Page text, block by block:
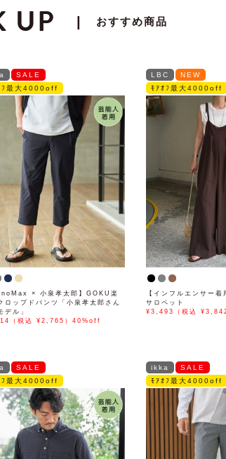
UP おすすめ商品
SALE
ﾌ最大4000off
× 小泉孝太郎】GOKU楽
ロップドパンツ「小泉孝太郎さん
デル」
（税込 ¥2,765）40%off
LBC
NEW
ﾓｱｵﾌ最大4000off
【インフルエンサー着
サロペット
¥3,493（税込
SALE
ﾌ最大4000off
ikka
SALE
ﾓｱｵﾌ最大4000off